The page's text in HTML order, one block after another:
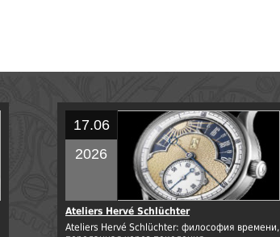
17.06
2026
Ateliers Hervé Schlüchter
Ateliers Hervé Schlüchter: философия времени,